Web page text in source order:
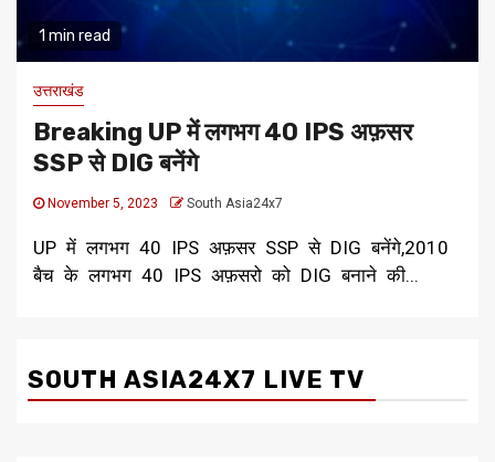
1 min read
उत्तराखंड
Breaking UP में लगभग 40 IPS अफ़सर
SSP से DIG बनेंगे
November 5, 2023 South Asia24x7
UP में लगभग 40 IPS अफ़सर SSP से DIG बनेंगे,2010
बैच के लगभग 40 IPS अफ़सरो को DIG बनाने की...
SOUTH ASIA24X7 LIVE TV